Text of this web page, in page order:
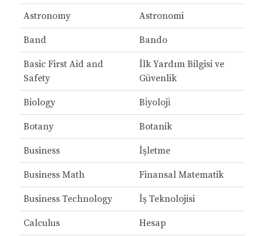
Astronomy Astronomi
Band Bando
Basic First Aid and
Safety
İlk Yardım Bilgisi ve
Güvenlik
Biology Bi̇yoloji̇
Botany Botanik
Business İşletme
Business Math Finansal Matematik
Business Technology İş Teknolojisi
Calculus Hesap